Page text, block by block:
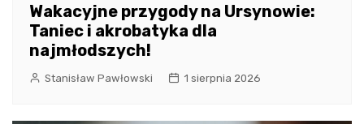
Wakacyjne przygody na Ursynowie:
Taniec i akrobatyka dla
najmłodszych!
Stanisław Pawłowski 1 sierpnia 2026